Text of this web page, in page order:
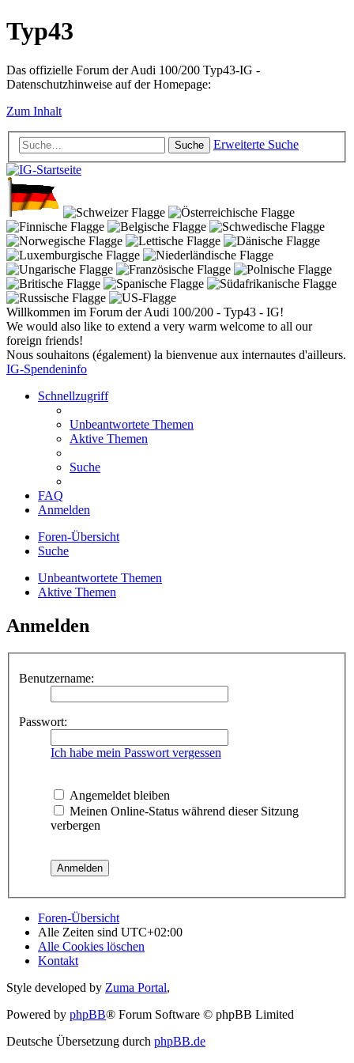
Typ43
Das offizielle Forum der Audi 100/200 Typ43-IG -
Datenschutzhinweise auf der Homepage:
Zum Inhalt
Suche Erweiterte Suche
Willkommen im Forum der Audi 100/200 - Typ43 - IG!
We would also like to extend a very warm welcome to all our
foreign friends!
Nous souhaitons (également) la bienvenue aux internautes d'ailleurs.
IG-Spendeninfo
Schnellzugriff
Unbeantwortete Themen
Aktive Themen
Suche
FAQ
Anmelden
Foren-Übersicht
Suche
Unbeantwortete Themen
Aktive Themen
Anmelden
Benutzername:
Passwort:
Ich habe mein Passwort vergessen
Angemeldet bleiben
Meinen Online-Status während dieser Sitzung
verbergen
Foren-Übersicht
Alle Zeiten sind UTC+02:00
Alle Cookies löschen
Kontakt
Style developed by Zuma Portal,
Powered by phpBB® Forum Software © phpBB Limited
Deutsche Übersetzung durch phpBB.de